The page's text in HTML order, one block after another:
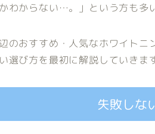
わからない…。」という方も多
のおすすめ・人気なホワイト
選び方を最初に解説していきま
失敗しな